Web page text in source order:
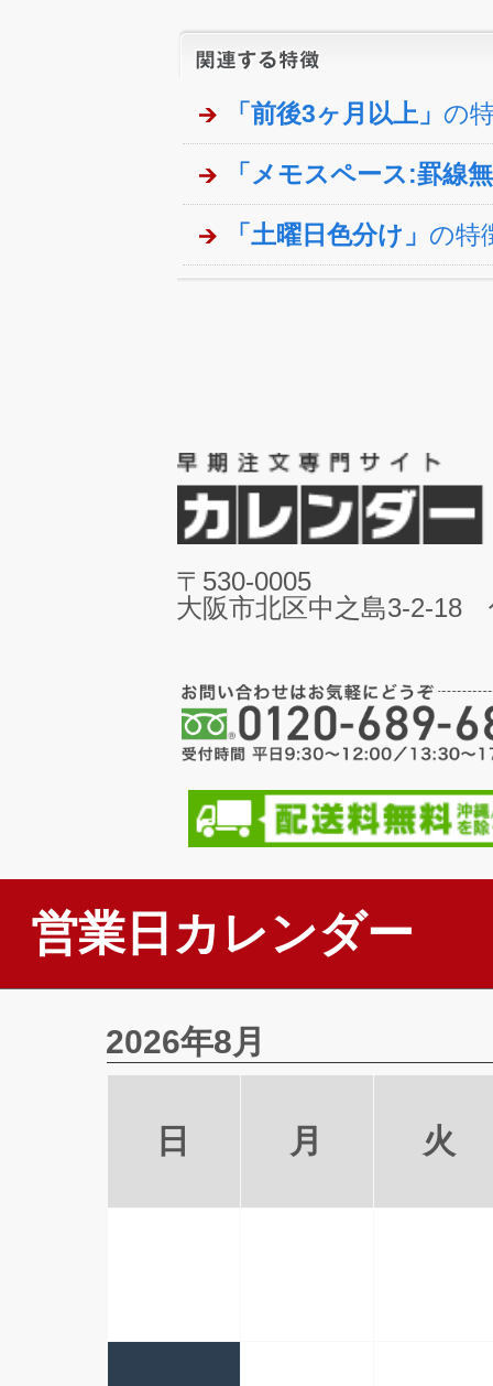
「前後3ヶ月以上」 の
「メモスペース:罫線
「土曜日色分け」 の特
〒530-0005
大阪市北区中之島3-2-18
営業日カレンダー
2026年8月
日 月 火